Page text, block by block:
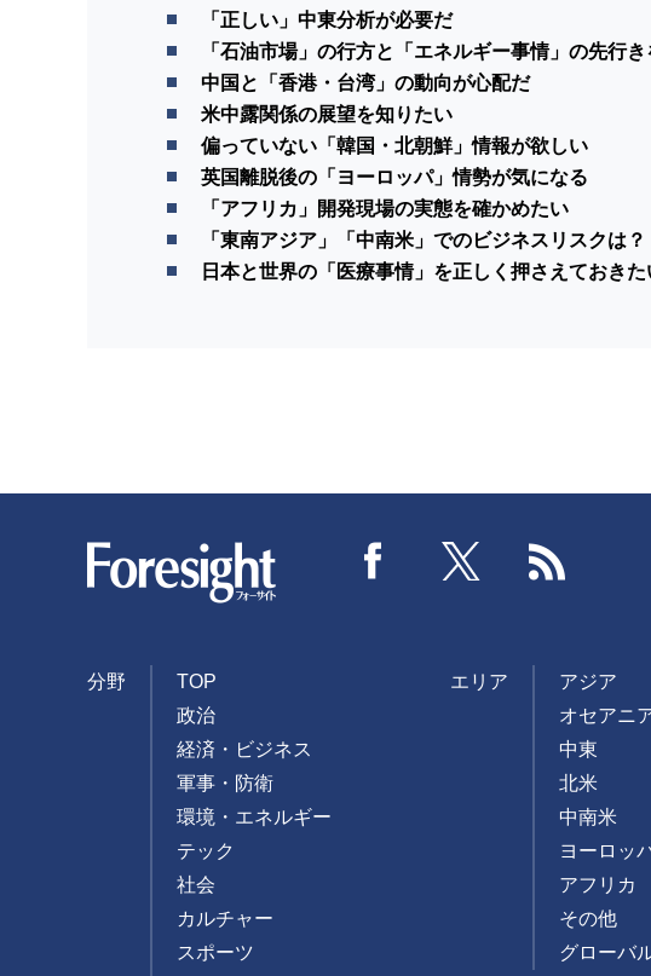
「正しい」中東分析が必要だ
「石油市場」の行方と「エネルギー事情」の先行
中国と「香港・台湾」の動向が心配だ
米中露関係の展望を知りたい
偏っていない「韓国・北朝鮮」情報が欲しい
英国離脱後の「ヨーロッパ」情勢が気になる
「アフリカ」開発現場の実態を確かめたい
「東南アジア」「中南米」でのビジネスリスクは？
日本と世界の「医療事情」を正しく押さえておきた
Facebook Twitter
分野
TOP
政治
経済・ビジネス
軍事・防衛
環境・エネルギー
テック
社会
カルチャー
スポーツ
エリア
アジア
オセアニ
中東
北米
中南米
ヨーロッ
アフリカ
その他
グローバ